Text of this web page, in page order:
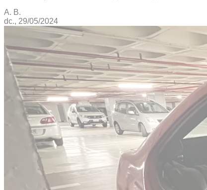
A. B.
dc., 29/05/2024